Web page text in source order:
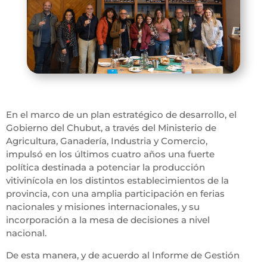
En el marco de un plan estratégico de desarrollo, el
Gobierno del Chubut, a través del Ministerio de
Agricultura, Ganadería, Industria y Comercio,
impulsó en los últimos cuatro años una fuerte
política destinada a potenciar la producción
vitivinícola en los distintos establecimientos de la
provincia, con una amplia participación en ferias
nacionales y misiones internacionales, y su
incorporación a la mesa de decisiones a nivel
nacional.
De esta manera, y de acuerdo al Informe de Gestión